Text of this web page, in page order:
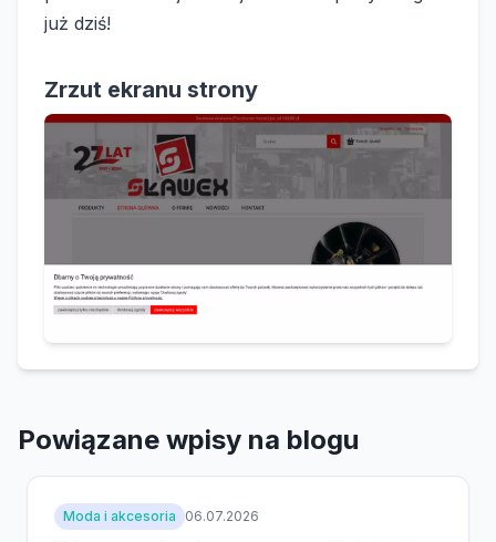
już dziś!
Zrzut ekranu strony
Powiązane wpisy na blogu
Moda i akcesoria 06.07.2026